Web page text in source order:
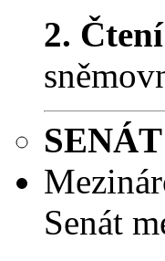
2. Čtení
SENÁT
Senát